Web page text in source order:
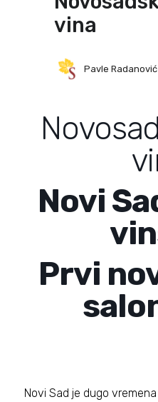
vina
Pavle Radanović
Novi
Prvi
Novi Sad je dugo